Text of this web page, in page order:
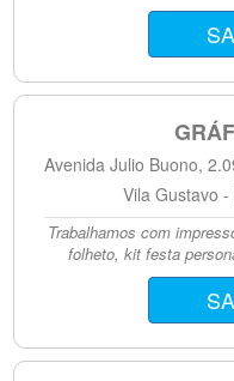
Avenida Julio Buono,
Vila Gustavo
Trabalhamos com
folheto, kit festa